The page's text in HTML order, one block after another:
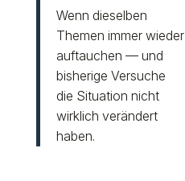
Wenn dieselben
Themen immer wieder
auftauchen — und
bisherige Versuche
die Situation nicht
wirklich verändert
haben.